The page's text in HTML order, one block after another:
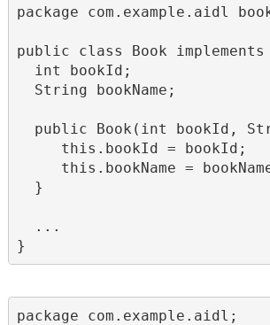
package com.example.aidl
public class Book
  int bookId;
  String bookName;
public Book(int bookId,
     this.bookId = bookId;
this.bookName =
  }
  ...
}
package com.example.aidl;